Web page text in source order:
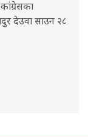
देउवा साउन २८